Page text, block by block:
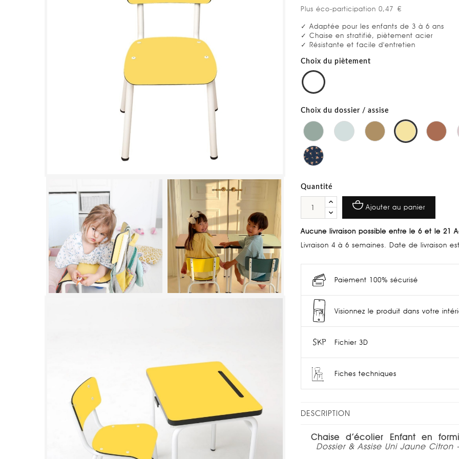
Plus éco-participation 0,47 €
✓ Adaptée pour les enfants de 3 à 6 ans
✓ Chaise en stratifié, piètement acier
✓ Résistante et facile d'entretien
Choix du piètement
Choix du dossier / assise
Quantité
Ajouter au panier
Aucune livraison possible entre le 6 et le 21
Livraison 4 à 6 semaines. Date de livraison
Paiement 100% sécurisé
Visionnez le produit dans votre
Fichier 3D
Fiches techniques
DESCRIPTION
Chaise d’écolier Enfant en
Dossier & Assise Uni Jaune Citron